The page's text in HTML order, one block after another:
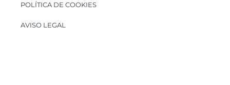
POLÍTICA DE COOKIES
AVISO LEGAL